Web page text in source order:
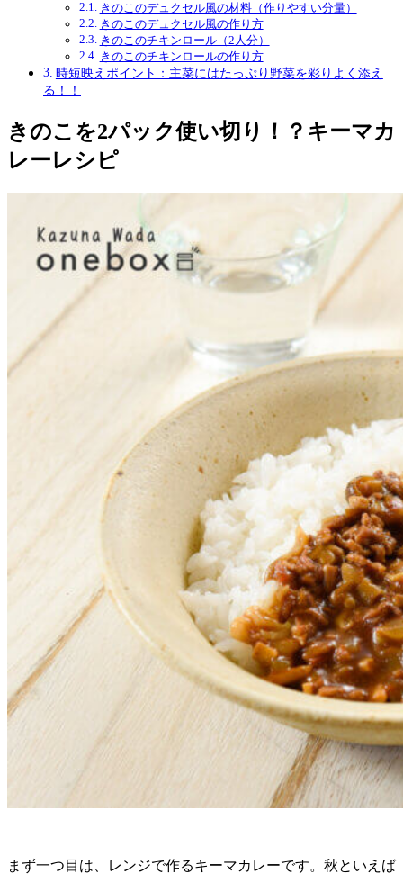
きのこのデュクセル風の材料（作りやすい分量）
きのこのデュクセル風の作り方
きのこのチキンロール（2人分）
きのこのチキンロールの作り方
時短映えポイント：主菜にはたっぷり野菜を彩りよく添え
る！！
きのこを2パック使い切り！？キーマカ
レーレシピ
まず一つ目は、レンジで作るキーマカレーです。秋といえば